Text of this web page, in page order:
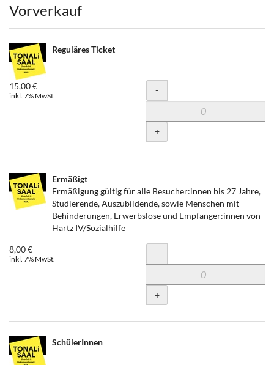
Produkte
Vorverkauf
Reguläres Ticket
15,00 €
inkl. 7% MwSt. Menge
-
+
Ermäßigt
Ermäßigung gültig für alle Besucher:innen bis 27 Jahre,
Studierende, Auszubildende, sowie Menschen mit
Behinderungen, Erwerbslose und Empfänger:innen von
Hartz IV/Sozialhilfe
8,00 €
inkl. 7% MwSt. Menge
-
+
SchülerInnen